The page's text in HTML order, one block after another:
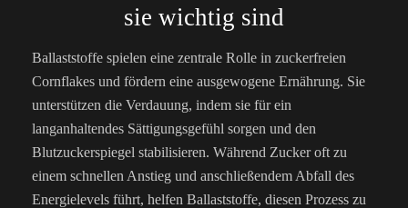
sie wichtig sind
Ballaststoffe spielen eine zentrale Rolle in zuckerfreien
Cornflakes und fördern eine ausgewogene Ernährung. Sie
unterstützen die Verdauung, indem sie für ein
langanhaltendes Sättigungsgefühl sorgen und den
Blutzuckerspiegel stabilisieren. Während Zucker oft zu
einem schnellen Anstieg und anschließendem Abfall des
Energielevels führt, helfen Ballaststoffe, diesen Prozess zu